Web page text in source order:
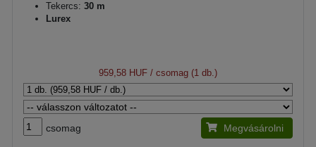
Tekercs: 30 m
Lurex
959,58 HUF / csomag (1 db.)
csomag Megvásárolni